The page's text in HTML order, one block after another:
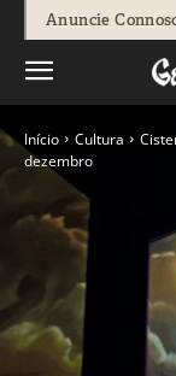
Anuncie
Início Cultura
dezembro